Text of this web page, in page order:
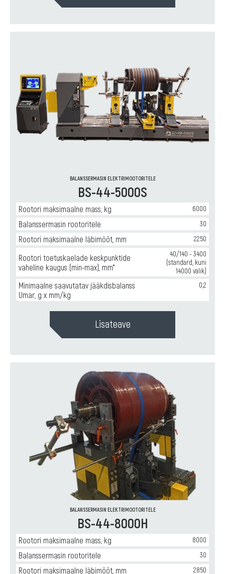
BALANSSERMASIN ELEKTRIMOOTORITELE
BS-44-5000S
Rootori maksimaalne mass, kg 6000
Balanssermasin rootoritele 30
Rootori maksimaalne läbimõõt, mm 2250
Rootori toetuskaelade keskpunktide
vaheline kaugus (min-max), mm*
40/140 - 3400
(standard, kuni
14000 valik)
Minimaalne saavutatav jääkdisbalanss
Umar, g x mm/kg
0,2
Lisateave
BALANSSERMASIN ELEKTRIMOOTORITELE
BS-44-8000H
Rootori maksimaalne mass, kg 8000
Balanssermasin rootoritele 30
Rootori maksimaalne läbimõõt, mm 2850